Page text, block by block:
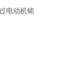
电动机铭